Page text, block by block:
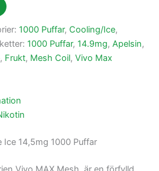
1000 Puffar, Cooling/Ice,
1000 Puffar, 14.9mg, Apelsin,
, Frukt, Mesh Coil, Vivo Max
Ice 14,5mg 1000 Puffar